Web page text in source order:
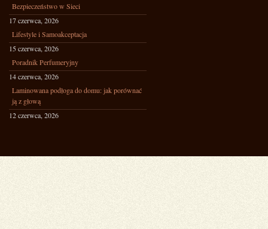
Bezpieczeństwo w Sieci
17 czerwca, 2026
Lifestyle i Samoakceptacja
15 czerwca, 2026
Poradnik Perfumeryjny
14 czerwca, 2026
Laminowana podłoga do domu: jak porównać
ją z głową
12 czerwca, 2026